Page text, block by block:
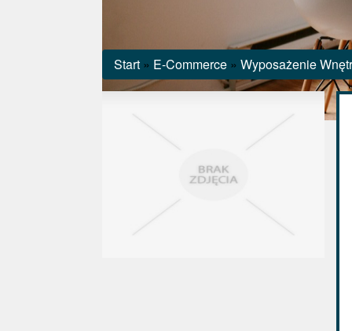
Start » E-Commerce » Wyposażenie